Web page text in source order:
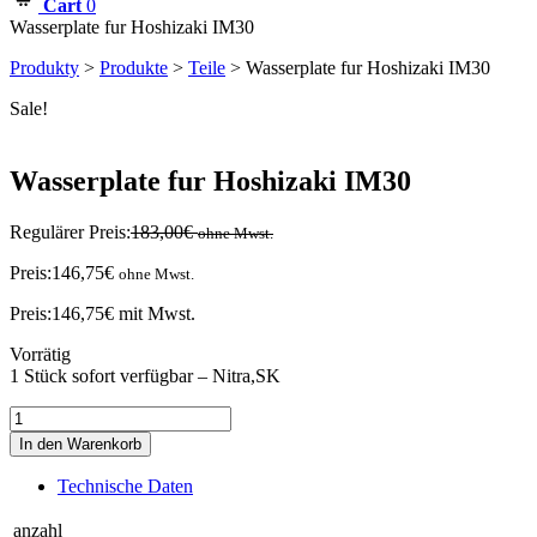
Cart 0
Wasserplate fur Hoshizaki IM30
Produkty > Produkte > Teile > Wasserplate fur Hoshizaki IM30
Sale!
Wasserplate fur Hoshizaki IM30
Regulärer Preis:183,00€ ohne Mwst.
Preis:146,75€ ohne Mwst.
Preis:146,75€ mit Mwst.
Vorrätig
1 Stück sofort verfügbar – Nitra,SK
Wasserplate
fur
Hoshizaki
IM30
Menge
In den Warenkorb
Technische Daten
anzahl